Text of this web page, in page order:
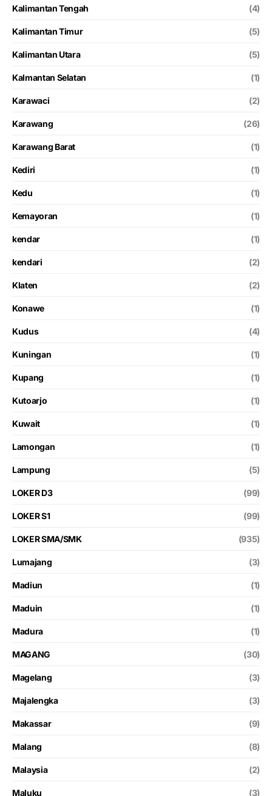
Kalimantan Tengah (4)
Kalimantan Timur (5)
Kalimantan Utara (5)
Kalmantan Selatan (1)
Karawaci (2)
Karawang (26)
Karawang Barat (1)
Kediri (1)
Kedu (1)
Kemayoran (1)
kendar (1)
kendari (2)
Klaten (2)
Konawe (1)
Kudus (4)
Kuningan (1)
Kupang (1)
Kutoarjo (1)
Kuwait (1)
Lamongan (1)
Lampung (5)
LOKER D3 (99)
LOKER S1 (99)
LOKER SMA/SMK (935)
Lumajang (3)
Madiun (1)
Maduin (1)
Madura (1)
MAGANG (30)
Magelang (3)
Majalengka (3)
Makassar (9)
Malang (8)
Malaysia (2)
Maluku (3)